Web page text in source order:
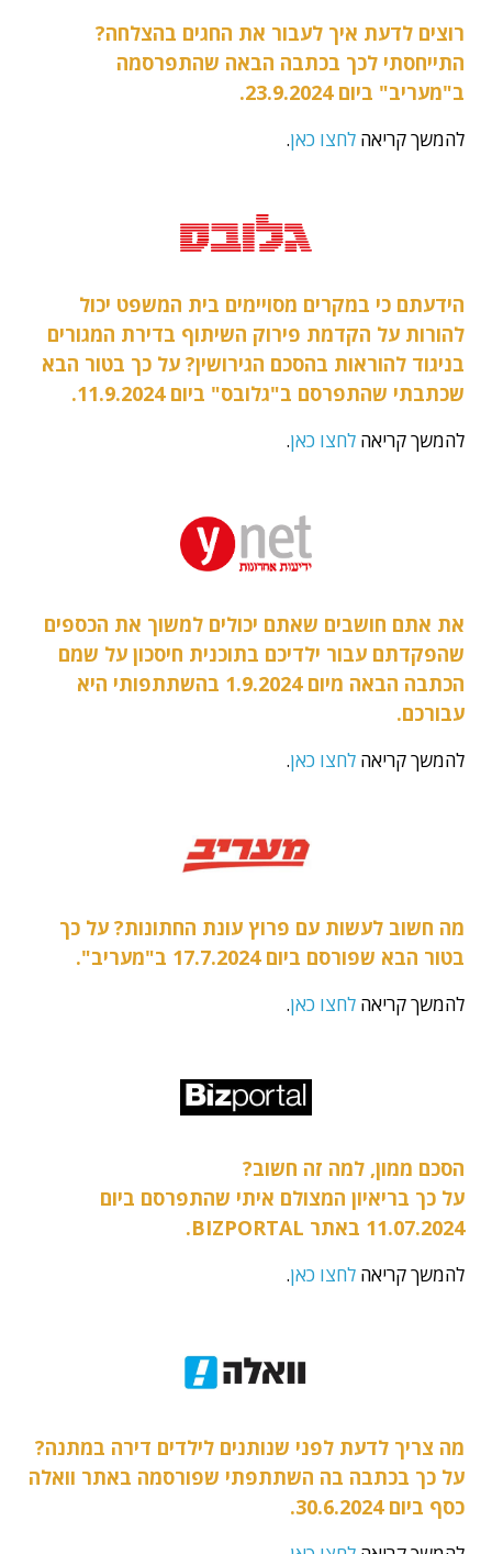
רוצים לדעת איך לעבור את החגים בהצלחה?
התייחסתי לכך בכתבה הבאה שהתפרסמה
ב"מעריב" ביום 23.9.2024.
להמשך קריאה לחצו כאן.
הידעתם כי במקרים מסויימים בית המשפט יכול
להורות על הקדמת פירוק השיתוף בדירת המגורים
בניגוד להוראות בהסכם הגירושין? על כך בטור הבא
שכתבתי שהתפרסם ב"גלובס" ביום 11.9.2024.
להמשך קריאה לחצו כאן.
את אתם חושבים שאתם יכולים למשוך את הכספים
שהפקדתם עבור ילדיכם בתוכנית חיסכון על שמם
הכתבה הבאה מיום 1.9.2024 בהשתתפותי היא
עבורכם.
להמשך קריאה לחצו כאן.
מה חשוב לעשות עם פרוץ עונת החתונות? על כך
בטור הבא שפורסם ביום 17.7.2024 ב"מעריב".
להמשך קריאה לחצו כאן.
הסכם ממון, למה זה חשוב?
על כך בריאיון המצולם איתי שהתפרסם ביום
11.07.2024 באתר BIZPORTAL.
להמשך קריאה לחצו כאן.
מה צריך לדעת לפני שנותנים לילדים דירה במתנה?
על כך בכתבה בה השתתפתי שפורסמה באתר וואלה
כסף ביום 30.6.2024.